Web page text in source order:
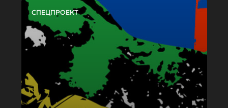
СПЕЦПРОЕКТ